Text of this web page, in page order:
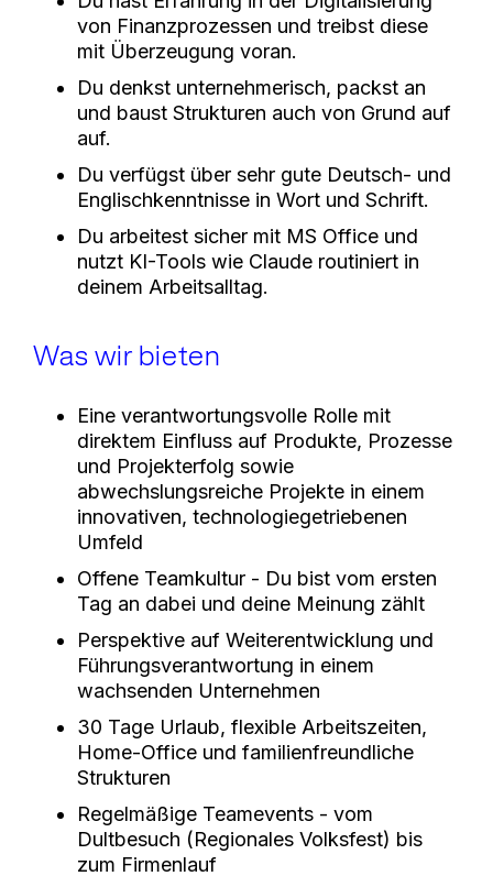
von Finanzprozessen und treibst diese
mit Überzeugung voran.
Du denkst unternehmerisch, packst an
und baust Strukturen auch von Grund auf
auf.
Du verfügst über sehr gute Deutsch- und
Englischkenntnisse in Wort und Schrift.
Du arbeitest sicher mit MS Office und
nutzt KI-Tools wie Claude routiniert in
deinem Arbeitsalltag.
Was wir bieten
Eine verantwortungsvolle Rolle mit
direktem Einfluss auf Produkte, Prozesse
und Projekterfolg sowie
abwechslungsreiche Projekte in einem
innovativen, technologiegetriebenen
Umfeld
Offene Teamkultur - Du bist vom ersten
Tag an dabei und deine Meinung zählt
Perspektive auf Weiterentwicklung und
Führungsverantwortung in einem
wachsenden Unternehmen
30 Tage Urlaub, flexible Arbeitszeiten,
Home-Office und familienfreundliche
Strukturen
Regelmäßige Teamevents - vom
Dultbesuch (Regionales Volksfest) bis
zum Firmenlauf